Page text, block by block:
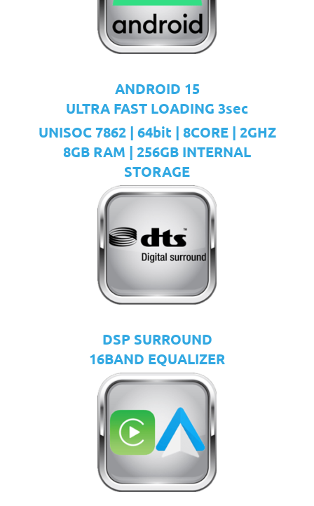
ANDROID 15
ULTRA FAST LOADING 3sec
UNISOC 7862 | 64bit | 8CORE | 2GHZ
8GB RAM | 256GB INTERNAL
STORAGE
DSP SURROUND
16BAND EQUALIZER